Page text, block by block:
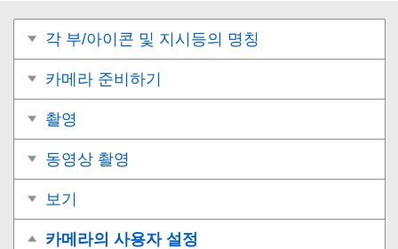
각 부/아이콘 및 지시등의 명칭
카메라 준비하기
촬영
동영상 촬영
보기
카메라의 사용자 설정